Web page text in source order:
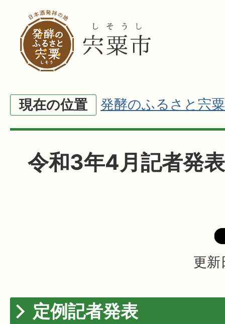
現在の位置 発酵のふるさと宍粟
令和3年4月記者発表
更新
定例記者発表